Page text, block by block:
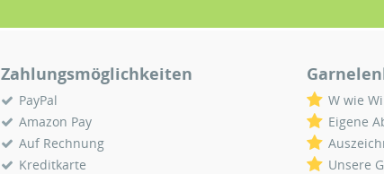
Zahlungsmöglichkeiten
PayPal
Amazon Pay
Auf Rechnung
Kreditkarte
W wie
Eigene
Unsere